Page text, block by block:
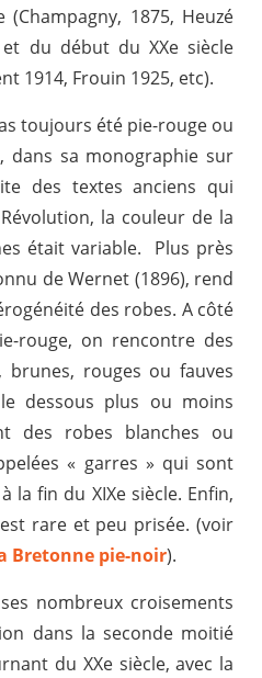
1875, Heuzé
du début du XXe siècle
1914, Frouin 1925, etc).
toujours été pie-rouge ou
dans sa monographie sur
des textes anciens qui
la couleur de la
était variable. Plus près
de Wernet (1896), rend
des robes. A côté
rouge, on rencontre des
rouges ou fauves
dessous plus ou moins
des robes blanches ou
« garres » qui sont
la fin du XIXe siècle. Enfin,
rare et peu prisée. (voir
Bretonne pie-noir).
nombreux croisements
dans la seconde moitié
du XXe siècle, avec la